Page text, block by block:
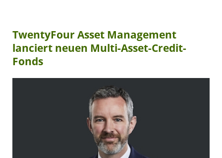
TwentyFour Asset Management
lanciert neuen Multi-Asset-Credit-
Fonds